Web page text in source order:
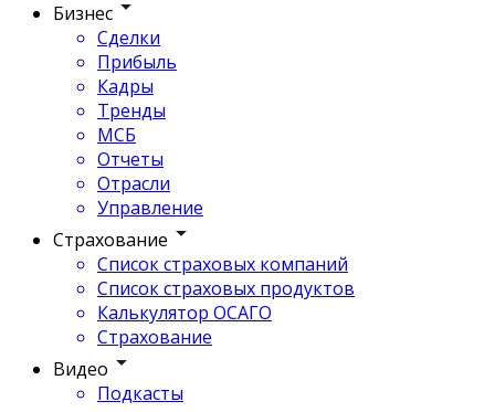
Бизнес
Сделки
Прибыль
Кадры
Тренды
МСБ
Отчеты
Отрасли
Управление
Страхование
Список страховых компаний
Список страховых продуктов
Калькулятор ОСАГО
Страхование
Видео
Подкасты